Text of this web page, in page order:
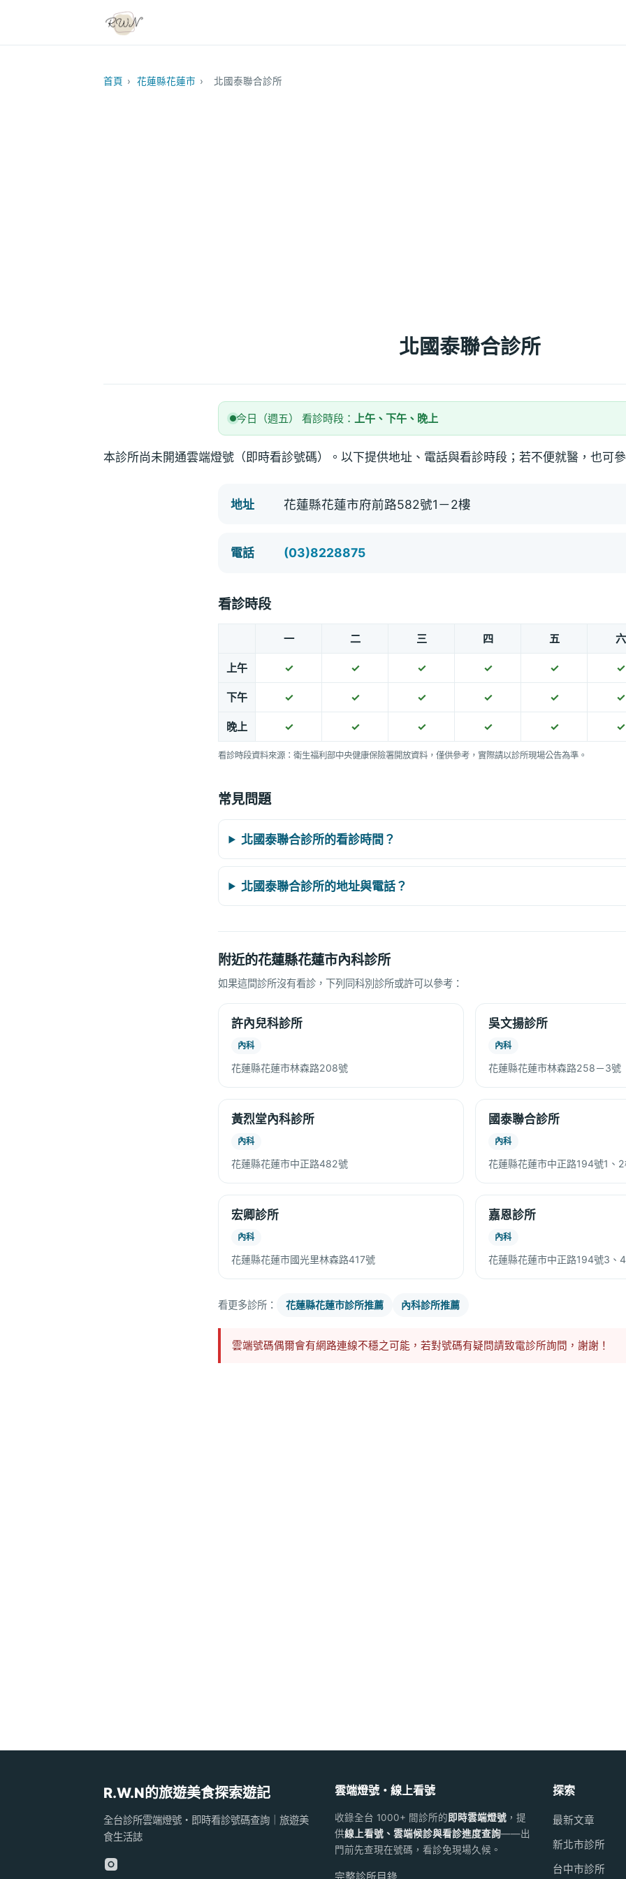
首頁 › 花蓮縣花蓮市 › 北國泰聯合診所
北國泰聯合診所
今日（週五） 看診時段： 上午、下午、晚上
本診所尚未開通雲端燈號（即時看診號碼）。以下提供地址、電話與看診時段；若不便就醫，也可
地址 花蓮縣花蓮市府前路582號1－2樓
電話 (03)8228875
看診時段
一 二 三 四 五 六
上午 ✓ ✓ ✓ ✓ ✓ ✓
下午 ✓ ✓ ✓ ✓ ✓ ✓
晚上 ✓ ✓ ✓ ✓ ✓ ✓
看診時段資料來源：衛生福利部中央健康保險署開放資料，僅供參考，實際請以診所現場公告為準。
常見問題
北國泰聯合診所的看診時間？
北國泰聯合診所的地址與電話？
附近的花蓮縣花蓮市內科診所
如果這間診所沒有看診，下列同科別診所或許可以參考：
許內兒科診所
內科
花蓮縣花蓮市林森路208號
吳文揚診所
內科
花蓮縣花蓮市林森路258－3號
黃烈堂內科診所
內科
花蓮縣花蓮市中正路482號
國泰聯合診所
內科
花蓮縣花蓮市中正路194號1、
宏卿診所
內科
花蓮縣花蓮市國光里林森路417號
嘉恩診所
內科
花蓮縣花蓮市中正路194號3、
看更多診所： 花蓮縣花蓮市診所推薦 內科診所推薦
雲端號碼偶爾會有網路連線不穩之可能，若對號碼有疑問請致電診所詢問，謝謝！
R.W.N的旅遊美食探索遊記
全台診所雲端燈號・即時看診號碼查詢｜旅遊美
食生活誌
雲端燈號・線上看號
收錄全台 1000+ 間診所的 即時雲端燈號，提
供線上看號、雲端候診與看診進度查詢——出
門前先查現在號碼，看診免現場久候。
探索
最新文章
新北市診所
台中市診所